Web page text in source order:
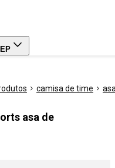
camisa de time
asa de